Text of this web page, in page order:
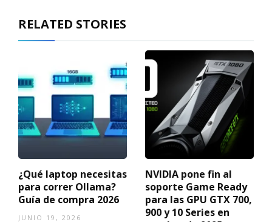
RELATED STORIES
¿Qué laptop necesitas
para correr Ollama?
Guía de compra 2026
JUNIO 19, 2026
NVIDIA pone fin al
soporte Game Ready
para las GPU GTX 700,
900 y 10 Series en